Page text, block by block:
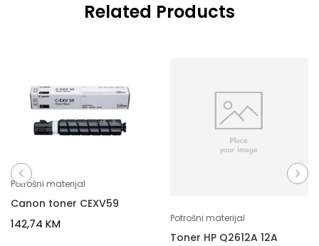
Related Products
Potrošni materijal
Canon toner CEXV59
142,74 KM Potrošni materijal
Toner HP Q2612A 12A